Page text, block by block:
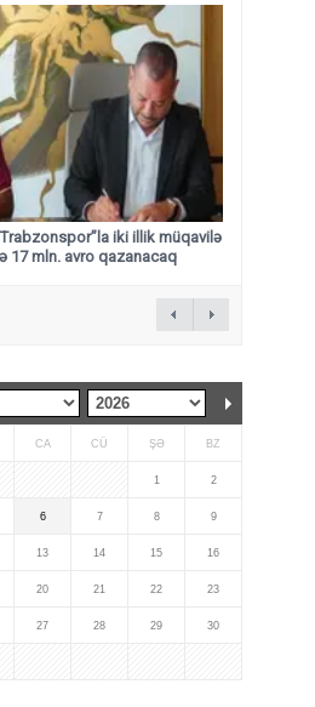
iki illik müqavilə
17 mln. avro qazanacaq
CA CÜ ŞƏ BZ
1 2
6 7 8 9
13 14 15 16
20 21 22 23
27 28 29 30